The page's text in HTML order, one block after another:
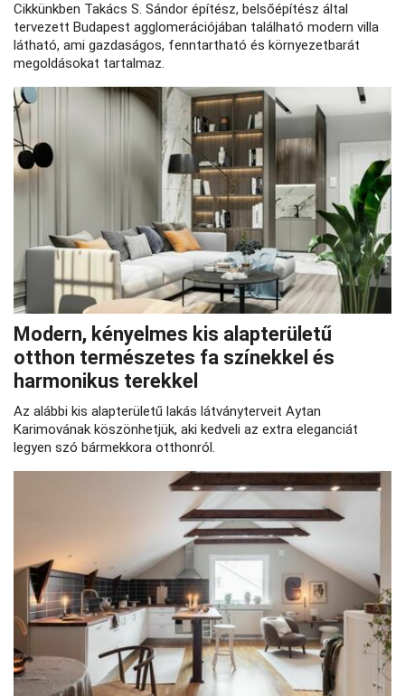
Cikkünkben Takács S. Sándor építész, belsőépítész által
tervezett Budapest agglomerációjában található modern villa
látható, ami gazdaságos, fenntartható és környezetbarát
megoldásokat tartalmaz.
Modern, kényelmes kis alapterületű
otthon természetes fa színekkel és
harmonikus terekkel
Az alábbi kis alapterületű lakás látványterveit Aytan
Karimovának köszönhetjük, aki kedveli az extra eleganciát
legyen szó bármekkora otthonról.